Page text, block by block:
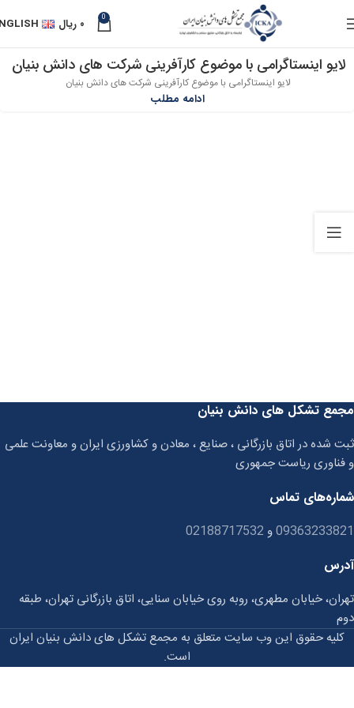
0 ۰ ریال
05
لایو اینستاگرامی با موضوع کارآفرینی شرکت های دانش بنیان
لایو اینستاگرامی با موضوع کارآفرینی شرکت های دانش بنیان
ادامه مطلب
مجمع تشکل های دانش بنیان
ثبت شده در اتاق بازرگانی ، صنایع ، معادن و کشاورزی ایران و معاونت علمی
و فناوری ریاست جمهوری
شماره‌های تماس
09363233821و 02188717532
آدرس
تهران، خیابان مطهری، روبه روی خیابان سنایی، اتاق بازرگانی تهران، طبقه
دوم
کلیه حقوق این وب سایت متعلق به مجمع تشکل های دانش بنیان ایران
است.